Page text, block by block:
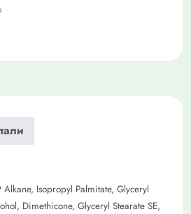
Isopropyl Palmitate, Glyceryl
Dimethicone, Glyceryl Stearate SE,